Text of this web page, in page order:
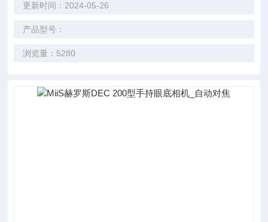
更新时间：2024-05-26
产品型号：
浏览量：5280